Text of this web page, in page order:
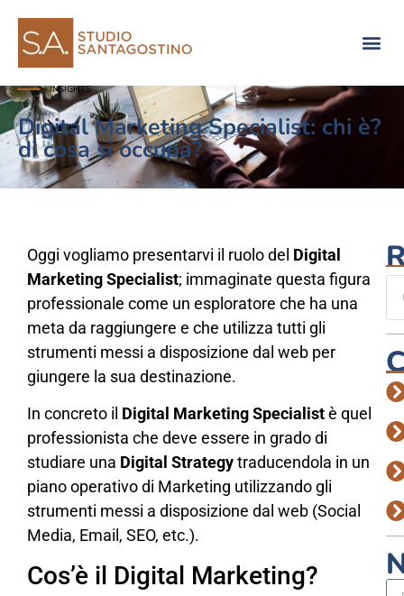
INSIGHTS
Digital Marketing Specialist: chi è?
di cosa si occupa?
Oggi vogliamo presentarvi il ruolo del Digital
Marketing Specialist; immaginate questa figura
professionale come un esploratore che ha una
meta da raggiungere e che utilizza tutti gli
strumenti messi a disposizione dal web per
giungere la sua destinazione.
In concreto il Digital Marketing Specialistè quel
professionista che deve essere in grado di
studiare una Digital Strategytraducendola in un
piano operativo di Marketing utilizzando gli
strumenti messi a disposizione dal web (Social
Media, Email, SEO, etc.).
Cos’è il Digital Marketing?